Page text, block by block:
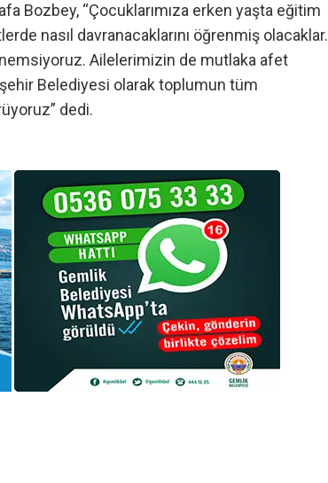
Bozbey, “Çocuklarımıza erken yaşta eğitim
nasıl davranacaklarını öğrenmiş olacaklar.
Ailelerimizin de mutlaka afet
Belediyesi olarak toplumun tüm
dedi.